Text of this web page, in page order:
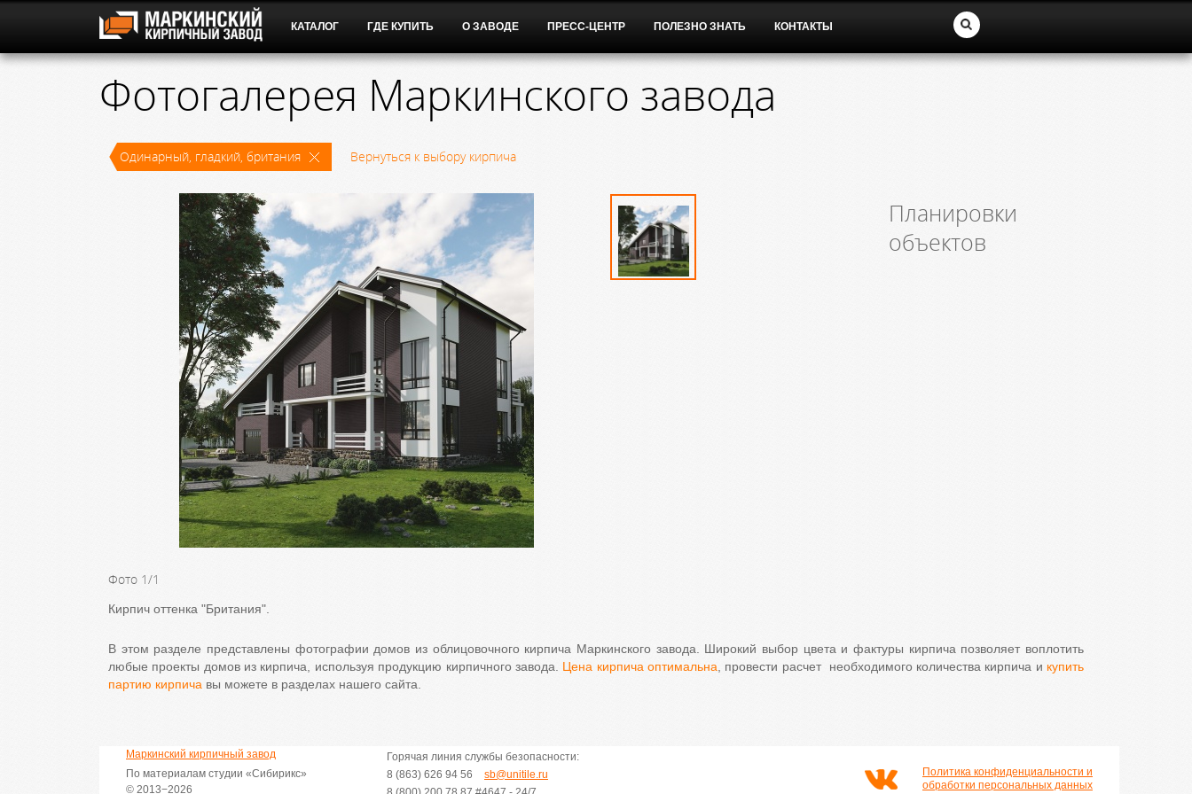
КАТАЛОГ ГДЕ КУПИТЬ О ЗАВОДЕ ПРЕСС-ЦЕНТР ПОЛЕЗНО ЗНАТЬ КОНТАКТЫ
Фотогалерея Маркинского завода
Одинарный, гладкий, британия Вернуться к выбору кирпича
Планировки
объектов
Фото 1/1
Кирпич оттенка "Британия".
В этом разделе представлены фотографии домов из облицовочного кирпича Маркинского завода. Широкий выбор цвета и фактуры кирпича позволяет воплотить
любые проекты домов из кирпича, используя продукцию кирпичного завода. Цена кирпича оптимальна , провести расчет необходимого количества кирпича и купить
партию кирпича вы можете в разделах нашего сайта.
Маркинский кирпичный завод
По материалам студии «Сибирикс»
© 2013−2026
Горячая линия службы безопасности:
8 (863) 626 94 56
sb@unitile.ru
Политика конфиденциальности и
обработки персональных данных